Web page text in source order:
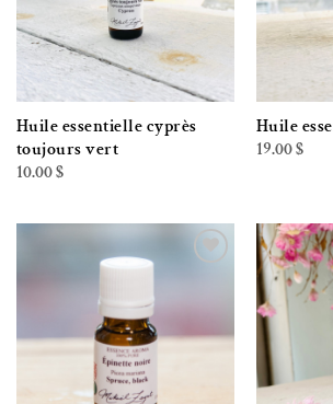
Huile essentielle cyprès
toujours vert
10.00$
Huile
19.00$